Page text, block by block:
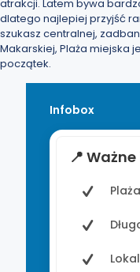
atrakcji. Latem bywa
dlatego najlepiej przyjść
szukasz centralnej,
Makarskiej, Plaża miejska
początek.
Infobox
📍